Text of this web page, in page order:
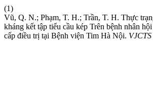
(1)
Vũ, Q. N.; Phạm, T. H.; Trần, T. H. Thực
kháng kết tập tiểu cầu kép Trên bệnh nhân
cấp điều trị tại Bệnh viện Tim Hà Nội. VJCTS